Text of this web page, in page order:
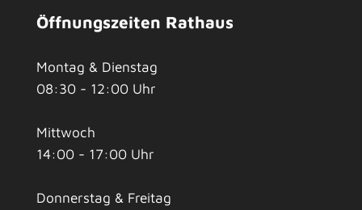
Öffnungszeiten Rathaus
Montag & Dienstag
08:30 - 12:00 Uhr
Mittwoch
14:00 - 17:00 Uhr
Donnerstag & Freitag